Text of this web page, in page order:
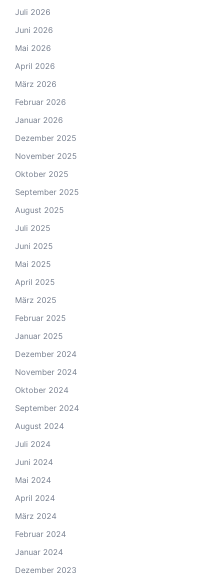
Juli 2026
Juni 2026
Mai 2026
April 2026
März 2026
Februar 2026
Januar 2026
Dezember 2025
November 2025
Oktober 2025
September 2025
August 2025
Juli 2025
Juni 2025
Mai 2025
April 2025
März 2025
Februar 2025
Januar 2025
Dezember 2024
November 2024
Oktober 2024
September 2024
August 2024
Juli 2024
Juni 2024
Mai 2024
April 2024
März 2024
Februar 2024
Januar 2024
Dezember 2023